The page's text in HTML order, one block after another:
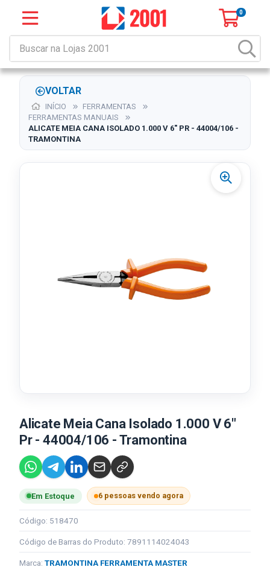
0
VOLTAR
INÍCIO
FERRAMENTAS
FERRAMENTAS MANUAIS
ALICATE MEIA CANA ISOLADO 1.000 V 6" PR - 44004/106 -
TRAMONTINA
Alicate Meia Cana Isolado 1.000 V 6"
Pr - 44004/106 - Tramontina
Em Estoque 6 pessoas vendo agora
Código: 518470
Código de Barras do Produto: 7891114024043
Marca: TRAMONTINA FERRAMENTA MASTER